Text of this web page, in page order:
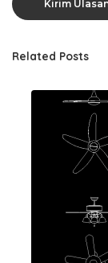
Related Posts